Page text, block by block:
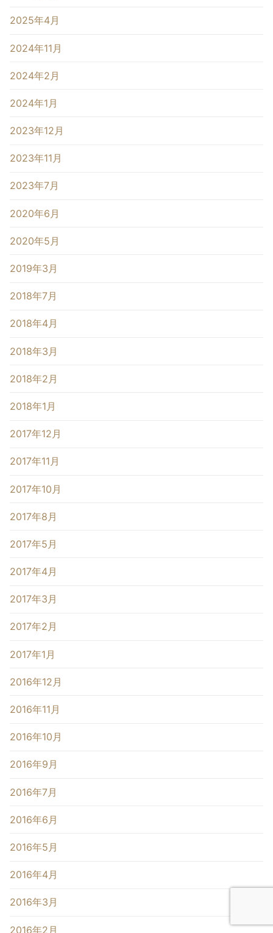
2025年4月
2024年11月
2024年2月
2024年1月
2023年12月
2023年11月
2023年7月
2020年6月
2020年5月
2019年3月
2018年7月
2018年4月
2018年3月
2018年2月
2018年1月
2017年12月
2017年11月
2017年10月
2017年8月
2017年5月
2017年4月
2017年3月
2017年2月
2017年1月
2016年12月
2016年11月
2016年10月
2016年9月
2016年7月
2016年6月
2016年5月
2016年4月
2016年3月
2016年2月